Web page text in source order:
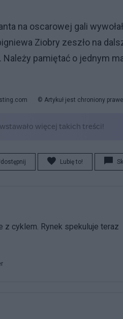
na oscarowej gali
Ziobry zeszło na
Należy pamiętać o jednym
© Artykuł jest chroniony
Lubię to!
z cyklem. Rynek spekuluje teraz